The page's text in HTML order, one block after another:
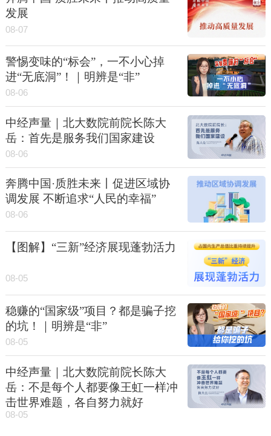
发展
08-07
警惕变味的“标会”，一不小心掉
进“无底洞”！｜明辨是“非”
08-06
中经声量｜北大数院前院长陈大
岳：首先是服务我们国家建设
08-06
奔腾中国·质胜未来丨促进区域协
调发展 不断追求“人民的幸福”
08-06
【图解】“三新”经济展现蓬勃活力
08-05
稳赚的“国家级”项目？都是骗子挖
的坑！｜明辨是“非”
08-05
中经声量｜北大数院前院长陈大
岳：不是每个人都要像王虹一样冲
击世界难题，各自努力就好
08-05